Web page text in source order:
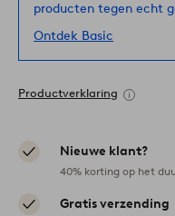
producten tegen echt
Ontdek Basic
Productverklaring
Nieuwe klant?
40% korting op het
Gratis verzending